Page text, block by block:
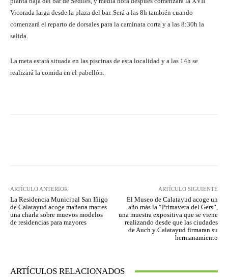
Vicorada larga desde la plaza del bar. Será a las 8h también cuando
comenzará el reparto de dorsales para la caminata corta y a las 8:30h la
salida.
La meta estará situada en las piscinas de esta localidad y a las 14h se
realizará la comida en el pabellón.
ARTÍCULO ANTERIOR
La Residencia Municipal San Iñigo
de Calatayud acoge mañana martes
una charla sobre muevos modelos
de residencias para mayores
ARTÍCULO SIGUIENTE
El Museo de Calatayud acoge un
año más la “Primavera del Gers”,
una muestra expositiva que se viene
realizando desde que las ciudades
de Auch y Calatayud firmaran su
hermanamiento
ARTÍCULOS RELACIONADOS